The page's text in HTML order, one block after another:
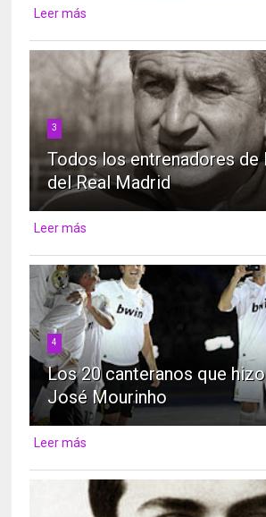
Leer más
3
Todos los entrenadores de
del Real Madrid
Leer más
4
Los 20 canteranos que
José Mourinho
Leer más